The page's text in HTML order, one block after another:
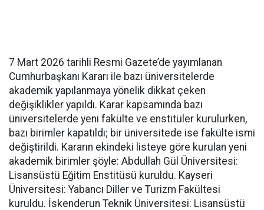
7 Mart 2026 tarihli Resmi Gazete’de yayımlanan
Cumhurbaşkanı Kararı ile bazı üniversitelerde
akademik yapılanmaya yönelik dikkat çeken
değişiklikler yapıldı. Karar kapsamında bazı
üniversitelerde yeni fakülte ve enstitüler kurulurken,
bazı birimler kapatıldı; bir üniversitede ise fakülte ismi
değiştirildi. Kararın ekindeki listeye göre kurulan yeni
akademik birimler şöyle: Abdullah Gül Üniversitesi:
Lisansüstü Eğitim Enstitüsü kuruldu. Kayseri
Üniversitesi: Yabancı Diller ve Turizm Fakültesi
kuruldu. İskenderun Teknik Üniversitesi: Lisansüstü